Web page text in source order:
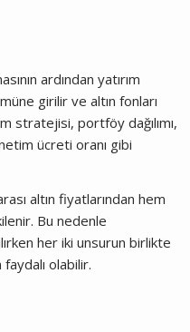
ardından yatırım
girilir ve altın fonları
stratejisi, portföy dağılımı,
ücreti oranı gibi
altın fiyatlarından hem
Bu nedenle
her iki unsurun birlikte
faydalı olabilir.